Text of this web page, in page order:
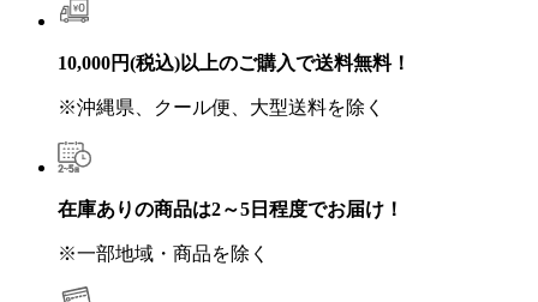
10,000円(税込)以上のご購入で送料無料！
※沖縄県、クール便、大型送料を除く
在庫ありの商品は2～5日程度でお届け！
※一部地域・商品を除く